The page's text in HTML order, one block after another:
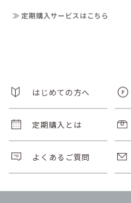
≫ 定期購入サービスはこちら
はじめての方へ
定期購入とは
よくあるご質問